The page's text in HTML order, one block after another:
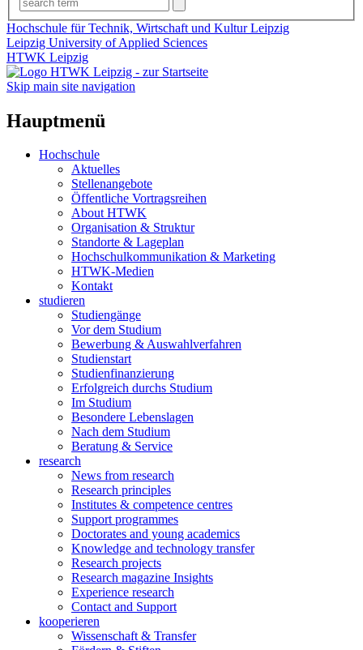
Hochschule für Technik, Wirtschaft und Kultur Leipzig
Leipzig University of Applied Sciences
HTWK Leipzig
Skip main site navigation
Hauptmenü
Hochschule
Aktuelles
Stellenangebote
Öffentliche Vortragsreihen
About HTWK
Organisation & Struktur
Standorte & Lageplan
Hochschulkommunikation & Marketing
HTWK-Medien
Kontakt
studieren
Studiengänge
Vor dem Studium
Bewerbung & Auswahlverfahren
Studienstart
Studienfinanzierung
Erfolgreich durchs Studium
Im Studium
Besondere Lebenslagen
Nach dem Studium
Beratung & Service
research
News from research
Research principles
Institutes & competence centres
Support programmes
Doctorates and young academics
Knowledge and technology transfer
Research projects
Research magazine Insights
Experience research
Contact and Support
kooperieren
Wissenschaft & Transfer